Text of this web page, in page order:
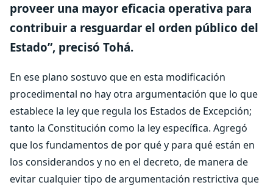
proveer una mayor eficacia operativa para
contribuir a resguardar el orden público del
Estado”, precisó Tohá.
En ese plano sostuvo que en esta modificación
procedimental no hay otra argumentación que lo que
establece la ley que regula los Estados de Excepción;
tanto la Constitución como la ley específica. Agregó
que los fundamentos de por qué y para qué están en
los considerandos y no en el decreto, de manera de
evitar cualquier tipo de argumentación restrictiva que